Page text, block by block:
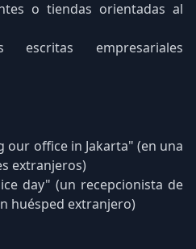
o tiendas orientadas al
escritas empresariales
our office in Jakarta" (en una
extranjeros)
day" (un recepcionista de
huésped extranjero)